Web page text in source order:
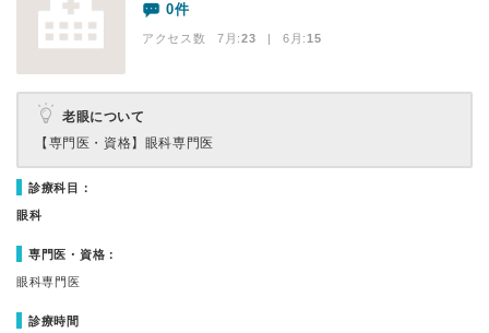
0件
アクセス数 7月:23 | 6月:15
老眼について
【専門医・資格】 眼科専門医
診療科目：
眼科
専門医・資格：
眼科専門医
診療時間